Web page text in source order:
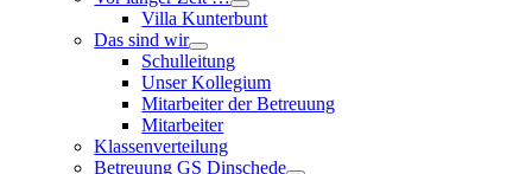
Villa Kunterbunt
Das sind wir
Schulleitung
Unser Kollegium
Mitarbeiter der Betreuung
Mitarbeiter
Klassenverteilung
Betreuung GS Dinschede